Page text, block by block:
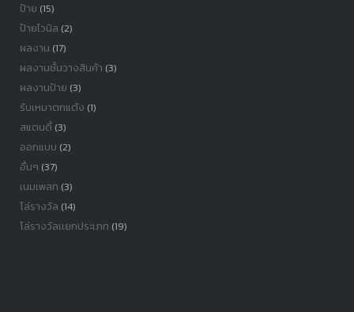
ป้าย (15)
ป้ายไวนิล (2)
ผลงาน (17)
ผลงานชั้นวางสินค้า (3)
ผลงานป้าย (3)
รับเหมาตกแต้ง (1)
สแตนดี้(3)
ออกแบบ (2)
อื่นๆ (37)
เนมเพลท (3)
โล่รางวัล (14)
โล่รางวัลเเยกประเภท (19)